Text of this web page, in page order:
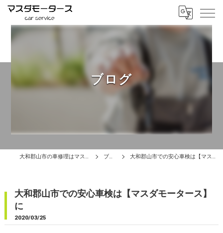
ブログ
大和郡山市の車修理はマスダモータース ブログ 大和郡山市での安心車検は【マスダモータース】に
大和郡山市での安心車検は【マスダモータース】
に
2020/03/25